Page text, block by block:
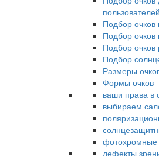
пользователей
Подбор
Подбор
Подбор очков
Подбор
Размеры
Формы очков
ваши права в
выбираем
фотохромные
дефекты